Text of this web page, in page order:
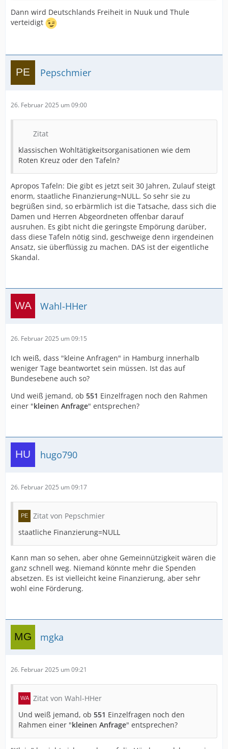
Dann wird Deutschlands Freiheit in Nuuk und Thule
verteidigt
Pepschmier
26. Februar 2025 um 09:00
Zitat
klassischen Wohltätigkeitsorganisationen wie dem
Roten Kreuz oder den Tafeln?
Apropos Tafeln: Die gibt es jetzt seit 30 Jahren, Zulauf steigt
enorm, staatliche Finanzierung=NULL. So sehr sie zu
begrüßen sind, so erbärmlich ist die Tatsache, dass sich die
Damen und Herren Abgeordneten offenbar darauf
ausruhen. Es gibt nicht die geringste Empörung darüber,
dass diese Tafeln nötig sind, geschweige denn irgendeinen
Ansatz, sie überflüssig zu machen. DAS ist der eigentliche
Skandal.
Wahl-HHer
26. Februar 2025 um 09:15
Ich weiß, dass "kleine Anfragen" in Hamburg innerhalb
weniger Tage beantwortet sein müssen. Ist das auf
Bundesebene auch so?
Und weiß jemand, ob 551 Einzelfragen noch den Rahmen
einer "kleinen Anfrage" entsprechen?
hugo790
26. Februar 2025 um 09:17
Zitat von Pepschmier
staatliche Finanzierung=NULL
Kann man so sehen, aber ohne Gemeinnützigkeit wären die
ganz schnell weg. Niemand könnte mehr die Spenden
absetzen. Es ist vielleicht keine Finanzierung, aber sehr
wohl eine Förderung.
mgka
26. Februar 2025 um 09:21
Zitat von Wahl-HHer
Und weiß jemand, ob 551 Einzelfragen noch den
Rahmen einer "kleinen Anfrage" entsprechen?